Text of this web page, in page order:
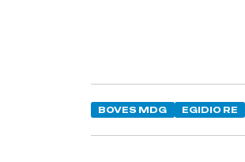
BOVES MDG EGIDIO RE